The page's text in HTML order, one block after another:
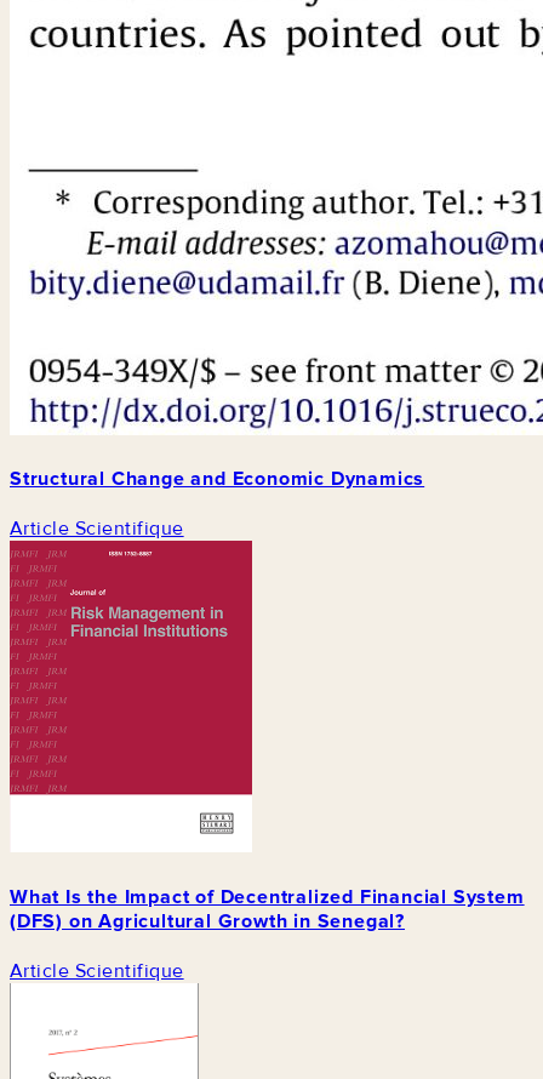
Structural Change and Economic Dynamics
Article Scientifique
What Is the Impact of Decentralized Financial System
(DFS) on Agricultural Growth in Senegal?
Article Scientifique